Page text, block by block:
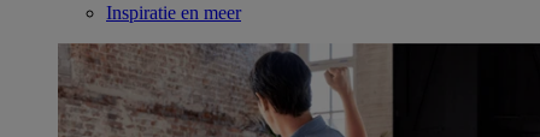
Inspiratie en meer